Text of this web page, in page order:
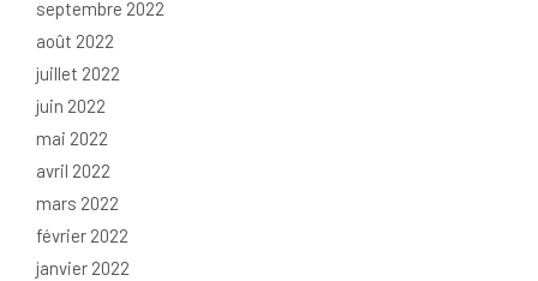
septembre 2022
août 2022
juillet 2022
juin 2022
mai 2022
avril 2022
mars 2022
février 2022
janvier 2022